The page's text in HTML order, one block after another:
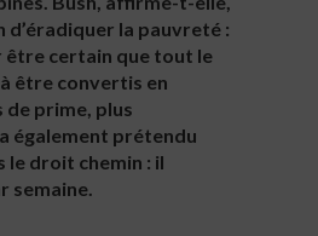
d’éradiquer la pauvreté :
être certain que tout le
être convertis en
de prime, plus
également prétendu
le droit chemin : il
semaine.